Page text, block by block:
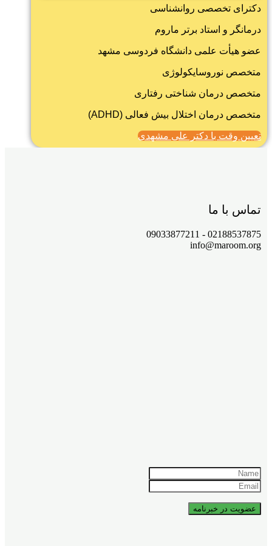
دکترای تخصصی روانشناسی
درمانگر و استاد برتر ماروم
عضو هیأت علمی دانشگاه فردوسی مشهد
متخصص نوروسایکولوژی
متخصص درمان شناختی رفتاری
متخصص درمان اختلال بیش فعالی (ADHD
)
تعیین وقت با دکتر علی مشهدی
تماس با ما
02188537875 - 09033877211
info@maroom.org